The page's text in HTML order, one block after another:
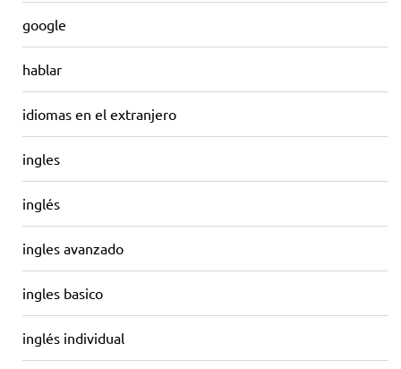
google
hablar
idiomas en el extranjero
ingles
inglés
ingles avanzado
ingles basico
inglés individual